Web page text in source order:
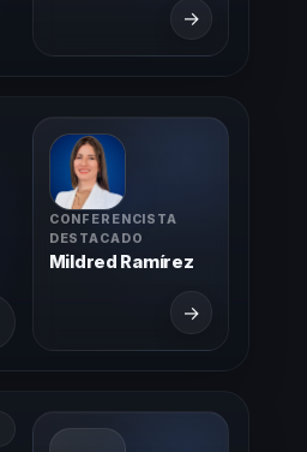
→
CONFERENCISTA
DESTACADO
Mildred Ramírez
→